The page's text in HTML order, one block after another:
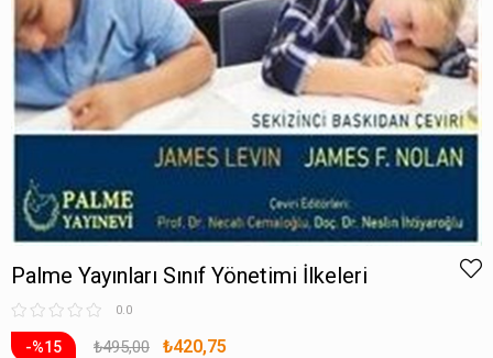
Palme Yayınları Sınıf Yönetimi İlkeleri
0.0
15 ₺495,00 ₺420,75